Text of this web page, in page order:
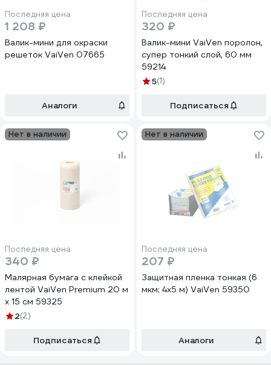
Последняя цена
1 208 ₽
Валик-мини для окраски
решеток VaiVen 07665
Аналоги
Последняя цена
320 ₽
Валик-мини VaiVen поролон,
супер тонкий слой, 60 мм
59214
5(1)
Подписаться
Нет в наличии
Последняя цена
340 ₽
Малярная бумага с клейкой
лентой VaiVen Premium 20 м
x 15 см 59325
2(2)
Подписаться
Нет в наличии
Последняя цена
207 ₽
Защитная пленка тонкая (6
мкм; 4х5 м) VaiVen 59350
Аналоги